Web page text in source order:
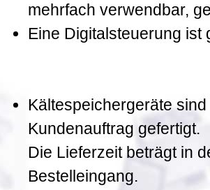
mehrfach verwendbar,
Eine Digitalsteuerung ist
Kältespeichergeräte
Kundenauftrag gefertigt.
Die Lieferzeit beträgt in
Bestelleingang.